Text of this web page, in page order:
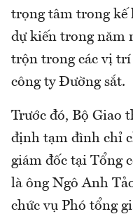
trọng tâm trong kế
dự kiến trong năm
trộn trong các vị trí
công ty Đường sắt.
Trước đó, Bộ Giao
định tạm đình chỉ
giám đốc tại Tổng
là ông Ngô Anh
chức vụ Phó tổng